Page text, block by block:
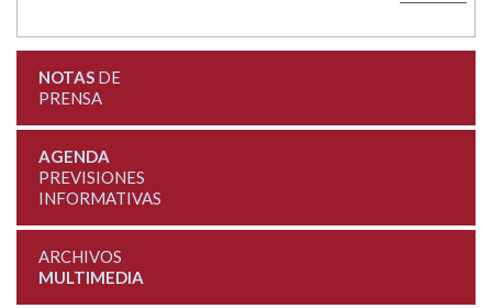
NOTASDE
PRENSA
AGENDA
PREVISIONES
INFORMATIVAS
ARCHIVOS
MULTIMEDIA